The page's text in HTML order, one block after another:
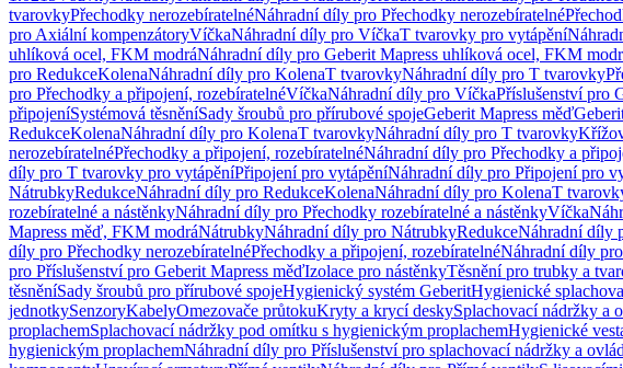
tvarovkyPřechodky nerozebíratelnéNáhradní díly pro Přechodky nerozebíratelné
pro Axiální kompenzátoryVíčkaNáhradní díly pro VíčkaT tvarovky pro vytápění
uhlíková ocel, FKM modráNáhradní díly pro Geberit Mapress uhlíková ocel, FKM
pro RedukceKolenaNáhradní díly pro KolenaT tvarovkyNáhradní díly pro T tvarovky
pro Přechodky a připojení, rozebíratelnéVíčkaNáhradní díly pro VíčkaPříslušenství pro
připojeníSystémová těsněníSady šroubů pro přírubové spojeGeberit Mapress měď
RedukceKolenaNáhradní díly pro KolenaT tvarovkyNáhradní díly pro T tvarovky
nerozebíratelnéPřechodky a připojení, rozebíratelnéNáhradní díly pro Přechodky a
díly pro T tvarovky pro vytápěníPřipojení pro vytápěníNáhradní díly pro Připojení pro
NátrubkyRedukceNáhradní díly pro RedukceKolenaNáhradní díly pro KolenaT
rozebíratelné a nástěnkyNáhradní díly pro Přechodky rozebíratelné a nástěnkyVíčka
Mapress měď, FKM modráNátrubkyNáhradní díly pro NátrubkyRedukceNáhradní díly
díly pro Přechodky nerozebíratelnéPřechodky a připojení, rozebíratelnéNáhradní díly
pro Příslušenství pro Geberit Mapress měďIzolace pro nástěnkyTěsnění pro trubky a
těsněníSady šroubů pro přírubové spojeHygienický systém GeberitHygienické
jednotkySenzoryKabelyOmezovače průtokuKryty a krycí deskySplachovací nádržky a
proplachemSplachovací nádržky pod omítku s hygienickým proplachemHygienické
hygienickým proplachemNáhradní díly pro Příslušenství pro splachovací nádržky a